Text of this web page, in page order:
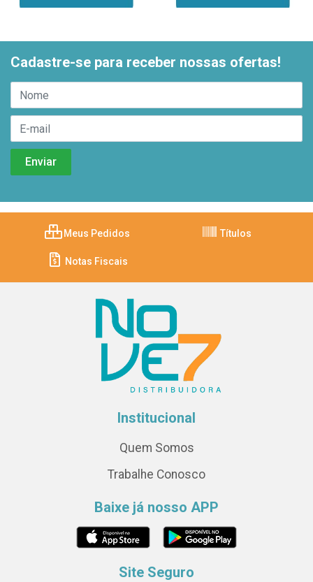
Cadastre-se para receber nossas ofertas!
Meus Pedidos Títulos
Notas Fiscais
Institucional
Quem Somos
Trabalhe Conosco
Baixe já nosso APP
Site Seguro